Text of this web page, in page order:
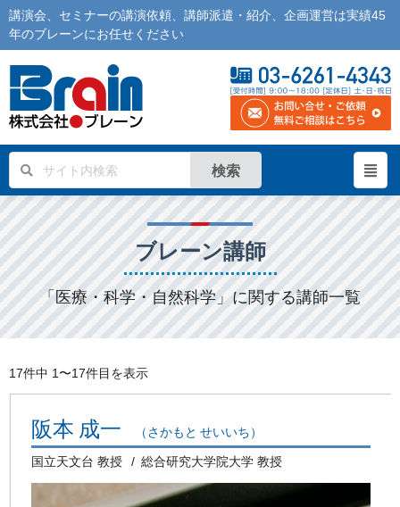
講演会 セミナーの講演依頼 講師派遣 ・紹介、企画運営は実績45
年のブレーンにお任せください
検索
ブレーン講師
「医療・科学・自然科学」に関する講師一覧
17件中 1〜17件目を表示
阪本 成一 （さかもと せいいち）
国立天文台 教授 総合研究大学院大学 教授